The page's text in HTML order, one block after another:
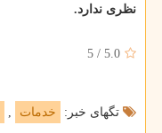
نظری ندارد.
5.0
/
5
تگهای خبر: خدمات ,